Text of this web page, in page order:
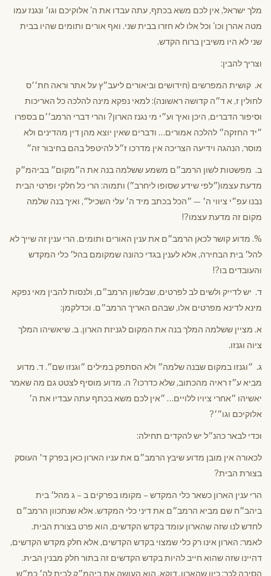
מלך ישראל, אין לכם משא בכתף, עתה עבדו את ה' אלוקיכם וגו׳ ונגנז עמו
מטה אהרן וכו' וכל אלו לא חזרו בבית שני. ואף אורים ותומים שהיו בבית
שני לא היו משיבין ברוח הקדש.
וצריך להבין:
א. קושית המפרשים (חידושים וביאורים ליעב״ץ על אתר וראה חת׳׳ס
לחולין ז, א ד״ה קדושה ראשונה): למאי נפקא מינה להלכה כל האריכות
וסיפור הדברים, היכן ואיך וע״י מי נגנז הארון? והרי דברי הרמב׳׳ם בספרו
״יד החזקה״ להלכה אמורים… ודברים שאין יוצא מהן דין מהדינים ולא
מוסר, הנהגה וידיעה הצריכה אין מדרכו ז״ל להיטפל בהם בחיבור זה״
ב. מפשטות לשון הרמב״ם משמע ששלמה בנה את ה״מקום״ בביהמ״ק
מדעת עצמו(״לפי שידע שסופו ליחרב״) ותמוה: הרי כל חלקי ופרטי הבית
נבנו עפ״י ציווי ה׳ — ״הכל בכתב מיד ה׳ עלי השכיל״, ואיך בנה שלמה
מקום זה מדעת עצמו?!
%. מדוע קושר לכאן הרמב״ם את ענין האורים ותומים. הרי ענין זה שייך לא
להל׳ בית הבחירה, אלא לענין בגדי כהונה שמקומם בהל׳ כלי המקדש
והעובדים בו?!
ד. יש לדייק ולשים לב לפרטים, שבלשון הרמב״ם, ולנסות להבין מאי נפקא
מינא לדינא מפרטים אלו, שבהם האריך הרמב״ם. וכדלקמן:
א. מציין ששלמה המלך בנה את המקום לגניזת הארון. ב. שיאשיהו המלך
ציוה וגנזו.
ג. ״וגנזו במקום שבנה שלמה״ ולא הסתפק במילים ״וגנזו שם״. ד. מדוע
מביא ע״ז ראיה מהכתוב, שלא כדרכו? ה. מדוע מוסיף לצטט גם מה שאמר
יאשיהו ״אחרי ציויו ללויים… ״אין לכם משא בכתף עתה עבדיו את ה׳
אלוקיכם וגו״׳?
וכדי לבאר כהנ״ל יש להקדים תחילה:
לכאורה אין מובן מדוע שיבץ הרמב״ם את עניו הארון כאן בפרק ד׳ העוסק
בצורת הבית?
הרי ענין הארון כשאר כלי המקדש – מקומו בפרקים ב – ג מהל׳ בית
ביהב״ח שם מביא הרמב״ם את דיני כלי המקדש. אלא שנתכוון הרמב״ם
לחדש לנו שזה שהארון עומד בקדש הקדשים, הוא פרט בצורת הבית.
לאמר: הארון אינו רק כלי שמצוי בקדש הקדשים, אלא חלק מקדש הקדשים,
דהיינו שזה שהוא חייב להיות בקדש הקדשים זה בתור חלק מבנין הבית.
הסיבה לכך: כיון שהארון, דוקא, הוא העושה את ביהמ״ק לבית לה׳ כמ״ש